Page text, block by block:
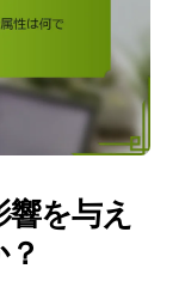
を与え